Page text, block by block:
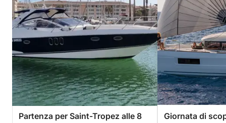
relax
✔️ Ricordi indimenticabili sulla Costa Azzurra
Una fuga esclusiva, elegante e coinvolgente nel
cuore del Mediterraneo.
Partenza per Saint-Tropez alle 8
Giornata di